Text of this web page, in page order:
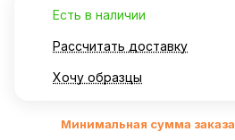
Есть в наличии
Рассчитать доставку
Хочу образцы
Минимальная сумма заказа